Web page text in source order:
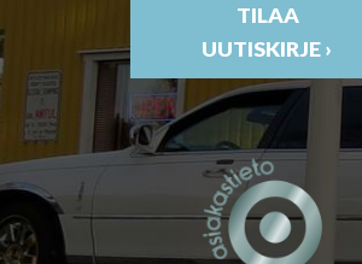
TILAA
UUTISKIRJE ›